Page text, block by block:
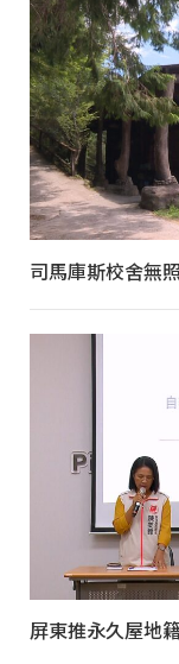
司馬庫斯校舍無
屏東推永久屋地